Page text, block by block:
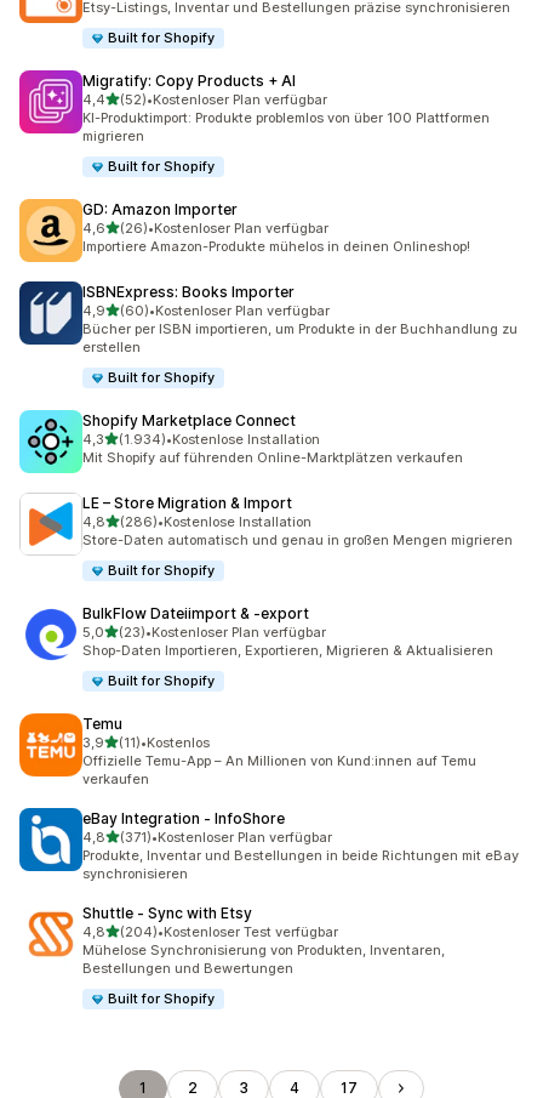
Etsy-Listings, Inventar und Bestellungen präzise synchronisieren
Built for Shopify
Migratify: Copy Products + AI
4,4von 5 Sternen
(52)
52 Rezensionen insgesamt
•Kostenloser Plan verfügbar
KI-Produktimport: Produkte problemlos von über 100 Plattformen
migrieren
Built for Shopify
GD: Amazon Importer
4,6von 5 Sternen
(26)
26 Rezensionen insgesamt
•Kostenloser Plan verfügbar
Importiere Amazon-Produkte mühelos in deinen Onlineshop!
ISBNExpress: Books Importer
4,9von 5 Sternen
(60)
60 Rezensionen insgesamt
•Kostenloser Plan verfügbar
Bücher per ISBN importieren, um Produkte in der Buchhandlung zu
erstellen
Built for Shopify
Shopify Marketplace Connect
4,3von 5 Sternen
(1.934)
1934 Rezensionen insgesamt
•Kostenlose Installation
Mit Shopify auf führenden Online-Marktplätzen verkaufen
LE – Store Migration & Import
4,8von 5 Sternen
(286)
286 Rezensionen insgesamt
•Kostenlose Installation
Store-Daten automatisch und genau in großen Mengen migrieren
Built for Shopify
BulkFlow Dateiimport & ‑export
5,0von 5 Sternen
(23)
23 Rezensionen insgesamt
•Kostenloser Plan verfügbar
Shop-Daten Importieren, Exportieren, Migrieren & Aktualisieren
Built for Shopify
Temu
3,9von 5 Sternen
(11)
11 Rezensionen insgesamt
•Kostenlos
Offizielle Temu-App – An Millionen von Kund:innen auf Temu
verkaufen
eBay Integration ‑ InfoShore
4,8von 5 Sternen
(371)
371 Rezensionen insgesamt
•Kostenloser Plan verfügbar
Produkte, Inventar und Bestellungen in beide Richtungen mit eBay
synchronisieren
Shuttle ‑ Sync with Etsy
4,8von 5 Sternen
(204)
204 Rezensionen insgesamt
•Kostenloser Test verfügbar
Mühelose Synchronisierung von Produkten, Inventaren,
Bestellungen und Bewertungen
Built for Shopify
1 2 3 4 17